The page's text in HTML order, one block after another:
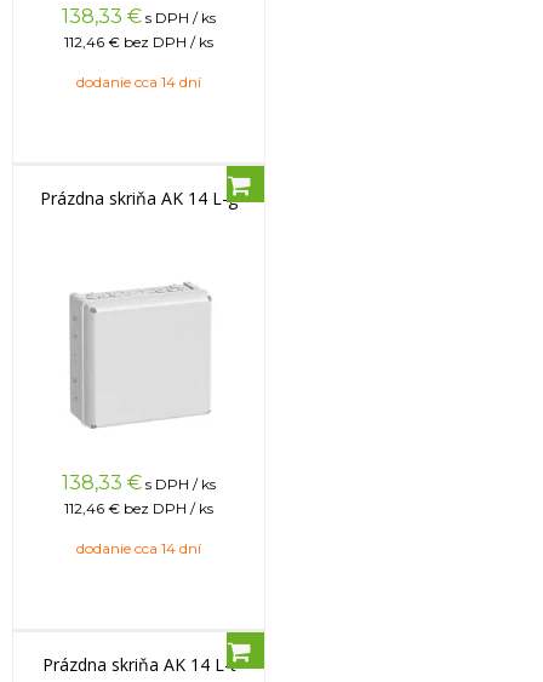
138,33 € s DPH / ks
112,46 € bez DPH / ks
dodanie cca 14 dní
Prázdna skriňa AK 14 L-g
138,33 € s DPH / ks
112,46 € bez DPH / ks
dodanie cca 14 dní
Prázdna skriňa AK 14 L-t